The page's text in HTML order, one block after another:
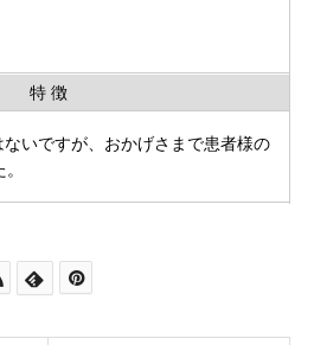
特 徴
いですが、おかげさまで患者様の